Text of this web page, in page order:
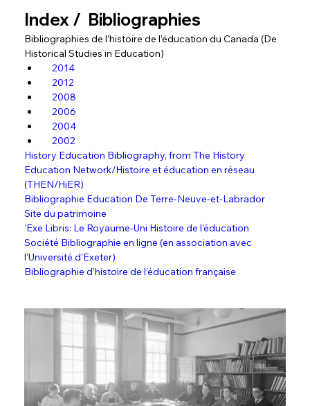
Index /  Bibliographies
Bibliographies de l’histoire de l’éducation du Canada (De
Historical Studies in Education)
2014
2012
2008
2006
2004
2002
History Education Bibliography, from The History
Education Network/Histoire et éducation en réseau
(THEN/HiER)
Bibliographie Education De Terre-Neuve-et-Labrador
Site du patrimoine
‘Exe Libris: Le Royaume-Uni Histoire de l’éducation
Société Bibliographie en ligne (en association avec
l’Université d’Exeter)
Bibliographie d’histoire de l’éducation française